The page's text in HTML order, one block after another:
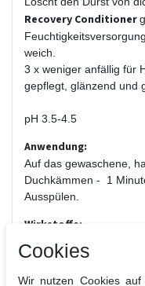
Recovery Conditioner
weich.
3 x weniger anfällig für
gepflegt, glänzend und
pH 3.5-4.5
Anwendung:
Auf das gewaschene,
Duchkämmen - 1
Ausspülen.
Wirkstoffe:
SmartRelease
unsere einzigartige
Durchbruch in der
Cookies
Wir nutzen Cookies